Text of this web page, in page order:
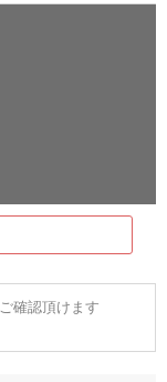
確認頂けます